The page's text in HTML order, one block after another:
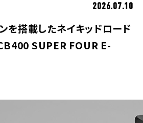
2026.07.10
を搭載したネイキッドロード
SUPER FOUR E-